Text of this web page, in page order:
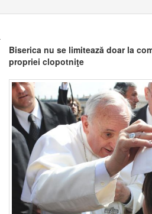
Biserica nu se limitează doar la
propriei clopotniţe